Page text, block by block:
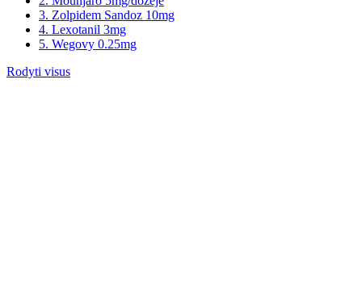
3. Zolpidem Sandoz 10mg
4. Lexotanil 3mg
5. Wegovy 0.25mg
Rodyti visus